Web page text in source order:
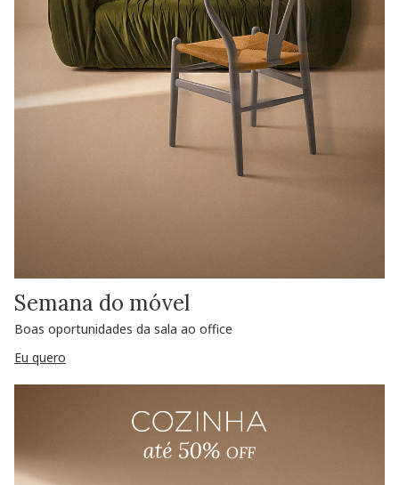
Semana do móvel
Boas oportunidades da sala ao office
Eu quero